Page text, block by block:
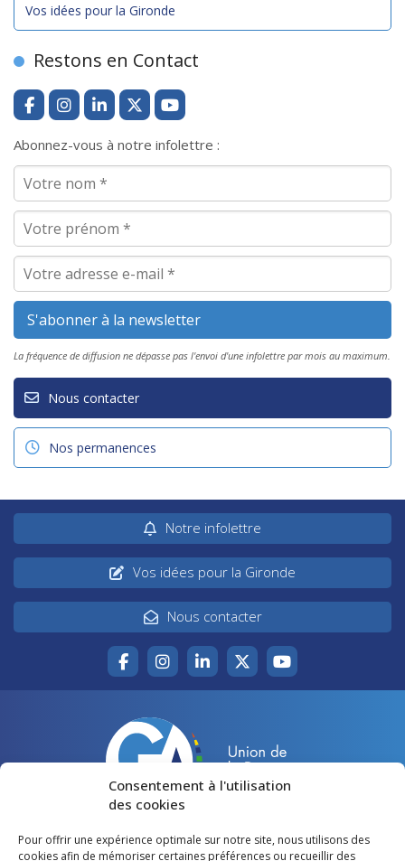
Consentement à l'utilisation
des cookies
Pour offrir une expérience optimale sur notre site, nous utilisons des
cookies afin de mémoriser certaines préférences ou recueillir des
Vos idées pour la Gironde
Restons en Contact
Abonnez-vous à notre infolettre :
La fréquence de diffusion ne dépasse pas l'envoi d'une infolettre par mois au maximum.
Nous contacter
Nos permanences
Notre infolettre
Vos idées pour la Gironde
Nous contacter
Accueil Agir pour la Gironde